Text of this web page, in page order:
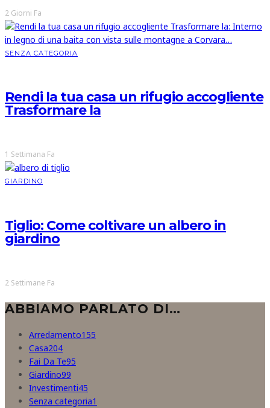
2 Giorni Fa
SENZA CATEGORIA
Rendi la tua casa un rifugio accogliente
Trasformare la
1 Settimana Fa
GIARDINO
Tiglio: Come coltivare un albero in
giardino
2 Settimane Fa
ABBIAMO PARLATO DI…
Arredamento155
Casa204
Fai Da Te95
Giardino99
Investimenti45
Senza categoria1